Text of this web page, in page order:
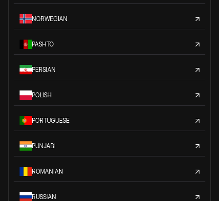
NORWEGIAN
PASHTO
PERSIAN
POLISH
PORTUGUESE
PUNJABI
ROMANIAN
RUSSIAN